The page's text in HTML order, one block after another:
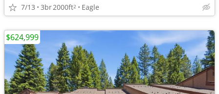
7/13 3br2000ft2 Eagle
$624,999